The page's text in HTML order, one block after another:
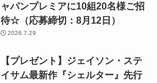
ャパンプレミアに10組20名様ご招
待☆（応募締切：8月12日）
2026.7.29
【プレゼント】ジェイソン・ステ
イサム最新作『シェルター』先行